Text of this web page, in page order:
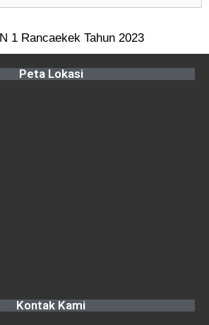
1 Rancaekek Tahun 2023
Peta Lokasi
Kontak Kami